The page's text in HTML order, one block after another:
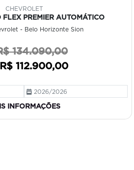
CHEVROLET
PREMIER AUTOMÁTICO
- Belo Horizonte Sion
134.090,00
112.900,00
2026/2026
INFORMAÇÕES